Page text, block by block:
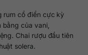
rum cổ điển cực kỳ
của vani,
Chai rượu đầu tiên
solera.